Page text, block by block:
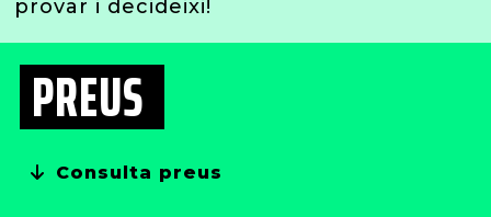
provar i decideixi!
PREUS
Consulta preus